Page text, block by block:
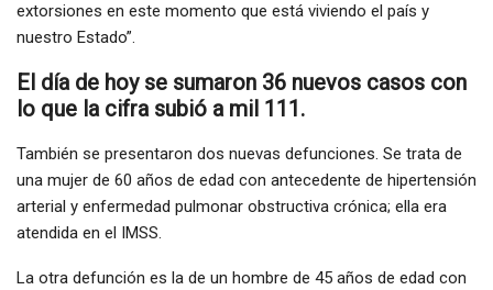
extorsiones en este momento que está viviendo el país y
nuestro Estado”.
El día de hoy se sumaron 36 nuevos casos con
lo que la cifra subió a mil 111.
También se presentaron dos nuevas defunciones. Se trata de
una mujer de 60 años de edad con antecedente de hipertensión
arterial y enfermedad pulmonar obstructiva crónica; ella era
atendida en el IMSS.
La otra defunción es la de un hombre de 45 años de edad con